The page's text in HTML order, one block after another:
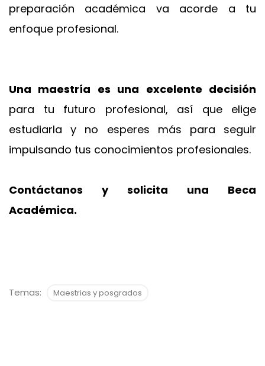
preparación académica va acorde a tu
enfoque profesional.
Una maestría es una excelente decisión
para tu futuro profesional, así que elige
estudiarla y no esperes más para seguir
impulsando tus conocimientos profesionales.
Contáctanos y solicita una Beca
Académica.
Temas: Maestrias y posgrados